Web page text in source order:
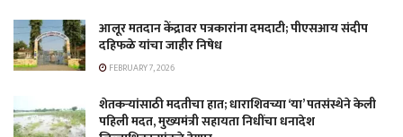
आलूर मतदान केंद्रावर पत्रकारांना दमदाटी; पीएसआय संदीप
दहिफळे यांचा जाहीर निषेध
FEBRUARY 7, 2026
शेतकऱ्यांसाठी मदतीचा हात; धाराशिवच्या ‘या’ पतसंस्थेने केली
पहिली मदत, मुख्यमंत्री सहायता निधींचा धनादेश